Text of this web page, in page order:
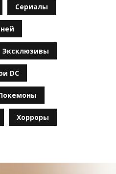
Сериалы
Эксклюзивы
DC
Хорроры